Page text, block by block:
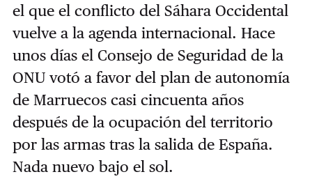
el que el conflicto del Sáhara Occidental
vuelve a la agenda internacional. Hace
unos días el Consejo de Seguridad de la
ONU votó a favor del plan de autonomía
de Marruecos casi cincuenta años
después de la ocupación del territorio
por las armas tras la salida de España.
Nada nuevo bajo el sol.